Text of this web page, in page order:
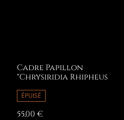
Cadre Papillon
"Chrysiridia Rhipheus
ÉPUISÉ
55,00 €